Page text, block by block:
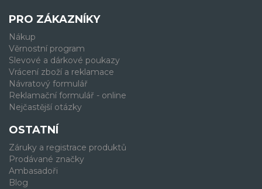
PRO ZÁKAZNÍKY
Nákup
Věrnostní program
Slevové a dárkové poukazy
Vrácení zboží a reklamace
Návratový formulář
Reklamační formulář - online
Nejčastější otázky
OSTATNÍ
Záruky a registrace produktů
Prodávané značky
Ambasadoři
Blog